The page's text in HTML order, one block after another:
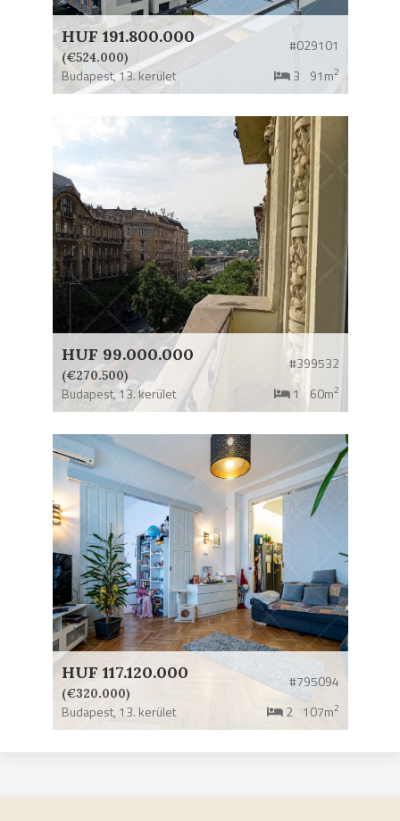
HUF 191.800.000
(€524.000)
#029101
Budapest,13. kerület 3 91m2
HUF 99.000.000
(€270.500)
#399532
Budapest,13. kerület 1 60m2
HUF 117.120.000
(€320.000)
#795094
Budapest, 13. kerület 2 107m2